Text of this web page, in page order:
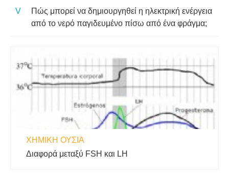
Πώς μπορεί να δημιουργηθεί η ηλεκτρική ενέργεια
από το νερό παγιδευμένο πίσω από ένα φράγμα;
ΧΗΜΙΚΉ ΟΥΣΊΑ
Διαφορά μεταξύ FSH και LH